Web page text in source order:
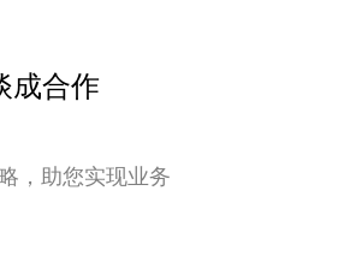
成合作
，助您实现业务